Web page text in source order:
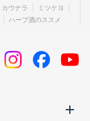
カウナラ
ミツケヨ
ハーブ酒のススメ